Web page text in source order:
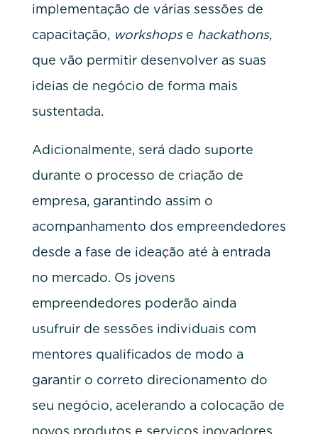
implementação de várias sessões de
capacitação, workshops e hackathons,
que vão permitir desenvolver as suas
ideias de negócio de forma mais
sustentada.
Adicionalmente, será dado suporte
durante o processo de criação de
empresa, garantindo assim o
acompanhamento dos empreendedores
desde a fase de ideação até à entrada
no mercado. Os jovens
empreendedores poderão ainda
usufruir de sessões individuais com
mentores qualificados de modo a
garantir o correto direcionamento do
seu negócio, acelerando a colocação de
novos produtos e serviços inovadores